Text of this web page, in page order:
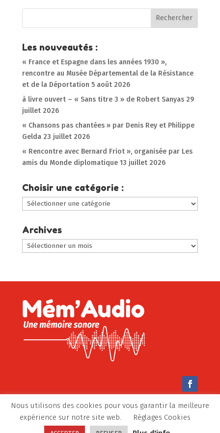
Les nouveautés :
« France et Espagne dans les années 1930 »,
rencontre au Musée Départemental de la Résistance
et de la Déportation 5 août 2026
à livre ouvert – « Sans titre 3 » de Robert Sanyas 29
juillet 2026
« Chansons pas chantées » par Denis Rey et Philippe
Gelda 23 juillet 2026
« Rencontre avec Bernard Friot », organisée par Les
amis du Monde diplomatique 13 juillet 2026
Choisir une catégorie :
Choisir
une
catégorie
:
Archives
Archives
© Mem’Audio 2022-2026 –Mentions légales
Politique de confidentialité
Nous utilisons des cookies pour vous garantir la meilleure
expérience sur notre site web.
Réglages Cookies